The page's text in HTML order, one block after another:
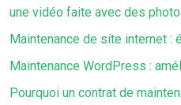
une vidéo faite avec des
Maintenance de site internet :
Maintenance WordPress :
Pourquoi un contrat de